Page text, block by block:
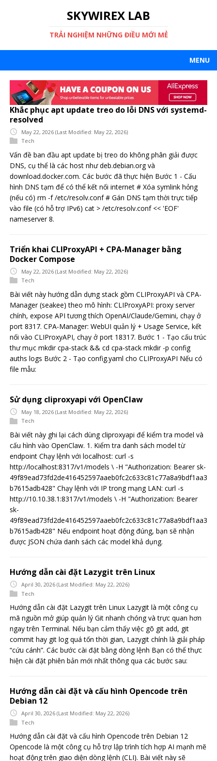
SKYWIREX LAB
TRẢI NGHIỆM NHỮNG ĐIỀU MỚI MẺ
MENU
Khắc phục apt update treo do lỗi DNS với systemd-
resolved
May 22, 2026 (Last Modified: May 22, 2026)
Tech
Vấn đề ban đầu apt update bị treo do không phân giải được
DNS, cụ thể là các host như deb.debian.org và
download.docker.com. Các bước đã thực hiện Bước 1 - Cấu
hình DNS tạm để có thể kết nối internet # Xóa symlink hỏng
(nếu có) rm -f /etc/resolv.conf # Gán DNS tạm thời trực tiếp
vào file (có hỗ trợ IPv6) cat > /etc/resolv.conf << 'EOF'
nameserver 8.
Triển khai CLIProxyAPI + CPA-Manager bằng
Docker Compose
May 22, 2026 (Last Modified: May 22, 2026)
Tech
Bài viết này hướng dẫn dựng stack gồm CLIProxyAPI và CPA-
Manager (seakee) theo mô hình: CLIProxyAPI: proxy server
chính, expose API tương thích OpenAI/Claude/Gemini, chạy ở
port 8317. CPA-Manager: WebUI quản lý + Usage Service, kết
nối vào CLIProxyAPI, chạy ở port 18317. Bước 1 - Tạo cấu trúc
thư mục mkdir cpa-stack && cd cpa-stack mkdir -p config
auths logs Bước 2 - Tạo config.yaml cho CLIProxyAPI Nếu có
file mẫu:
Sử dụng cliproxyapi với OpenClaw
May 18, 2026 (Last Modified: May 22, 2026)
Tech
Bài viết này ghi lại cách dùng cliproxyapi để kiểm tra model và
cấu hình vào OpenClaw. 1. Kiểm tra danh sách model từ
endpoint Chạy lệnh với localhost: curl -s
http://localhost:8317/v1/models \ -H "Authorization: Bearer sk-
49f89ead73fd2de416452597aaeb0fc2c633c81c77a8a9bdf1aa3
b7615adb428" Chạy lệnh với IP trong mạng LAN: curl -s
http://10.10.38.1:8317/v1/models \ -H "Authorization: Bearer
sk-
49f89ead73fd2de416452597aaeb0fc2c633c81c77a8a9bdf1aa3
b7615adb428" Nếu endpoint hoạt động đúng, bạn sẽ nhận
được JSON chứa danh sách các model khả dụng.
Hướng dẫn cài đặt Lazygit trên Linux
April 30, 2026 (Last Modified: May 22, 2026)
Tech
Hướng dẫn cài đặt Lazygit trên Linux Lazygit là một công cụ
mã nguồn mở giúp quản lý Git nhanh chóng và trực quan hơn
ngay trên Terminal. Nếu bạn cảm thấy việc gõ git add, git
commit hay git log quá tốn thời gian, Lazygit chính là giải pháp
“cứu cánh”. Các bước cài đặt bằng dòng lệnh Bạn có thể thực
hiện cài đặt phiên bản mới nhất thông qua các bước sau:
Hướng dẫn cài đặt và cấu hình Opencode trên
Debian 12
April 30, 2026 (Last Modified: May 22, 2026)
Tech
Hướng dẫn cài đặt và cấu hình Opencode trên Debian 12
Opencode là một công cụ hỗ trợ lập trình tích hợp AI mạnh mẽ
hoạt động trên giao diện dòng lệnh (CLI). Bài viết này sẽ